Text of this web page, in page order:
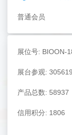
普通会员
展位号: BIOON-
展台参观:
产品总数: 58937
信用积分: 1806